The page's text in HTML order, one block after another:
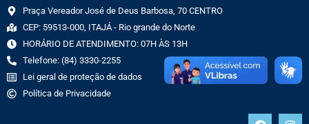
Praça Vereador José de Deus Barbosa, 70 CENTRO
CEP: 59513-000, ITAJÁ - Rio grande do Norte
HORÁRIO DE ATENDIMENTO: 07H ÀS 13H
Telefone: (84) 3330-2255
Lei geral de proteção de dados
Política de Privacidade